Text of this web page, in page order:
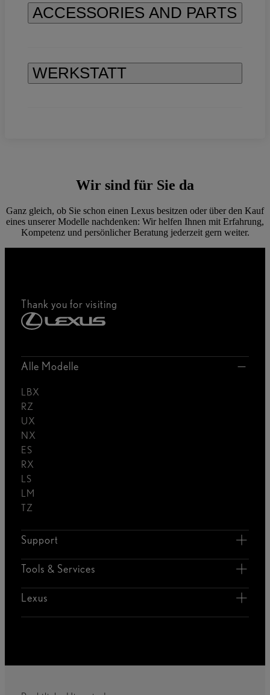
ACCESSORIES AND PARTS
WERKSTATT
Wir sind für Sie da
Ganz gleich, ob Sie schon einen Lexus besitzen oder über den Kauf
eines unserer Modelle nachdenken: Wir helfen Ihnen mit Erfahrung,
Kompetenz und persönlicher Beratung jederzeit gern weiter.
Thank you for visiting
Alle Modelle
LBX
RZ
UX
NX
ES
RX
LS
LM
TZ
Support
Tools & Services
Lexus